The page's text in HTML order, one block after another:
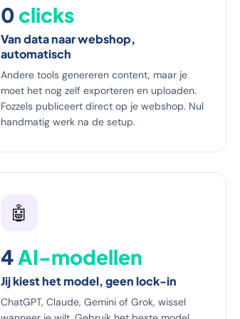
0 clicks
Van data naar webshop,
automatisch
Andere tools genereren content, maar je
moet het nog zelf exporteren en uploaden.
Fozzels publiceert direct op je webshop. Nul
handmatig werk na de setup.
🤖
4AI-modellen
Jij kiest het model, geen lock-in
ChatGPT, Claude, Gemini of Grok, wissel